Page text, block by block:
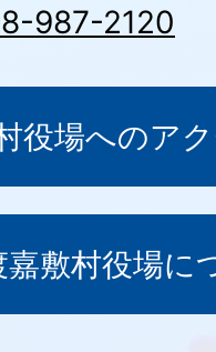
987-2120
役場へのア
嘉敷村役場に